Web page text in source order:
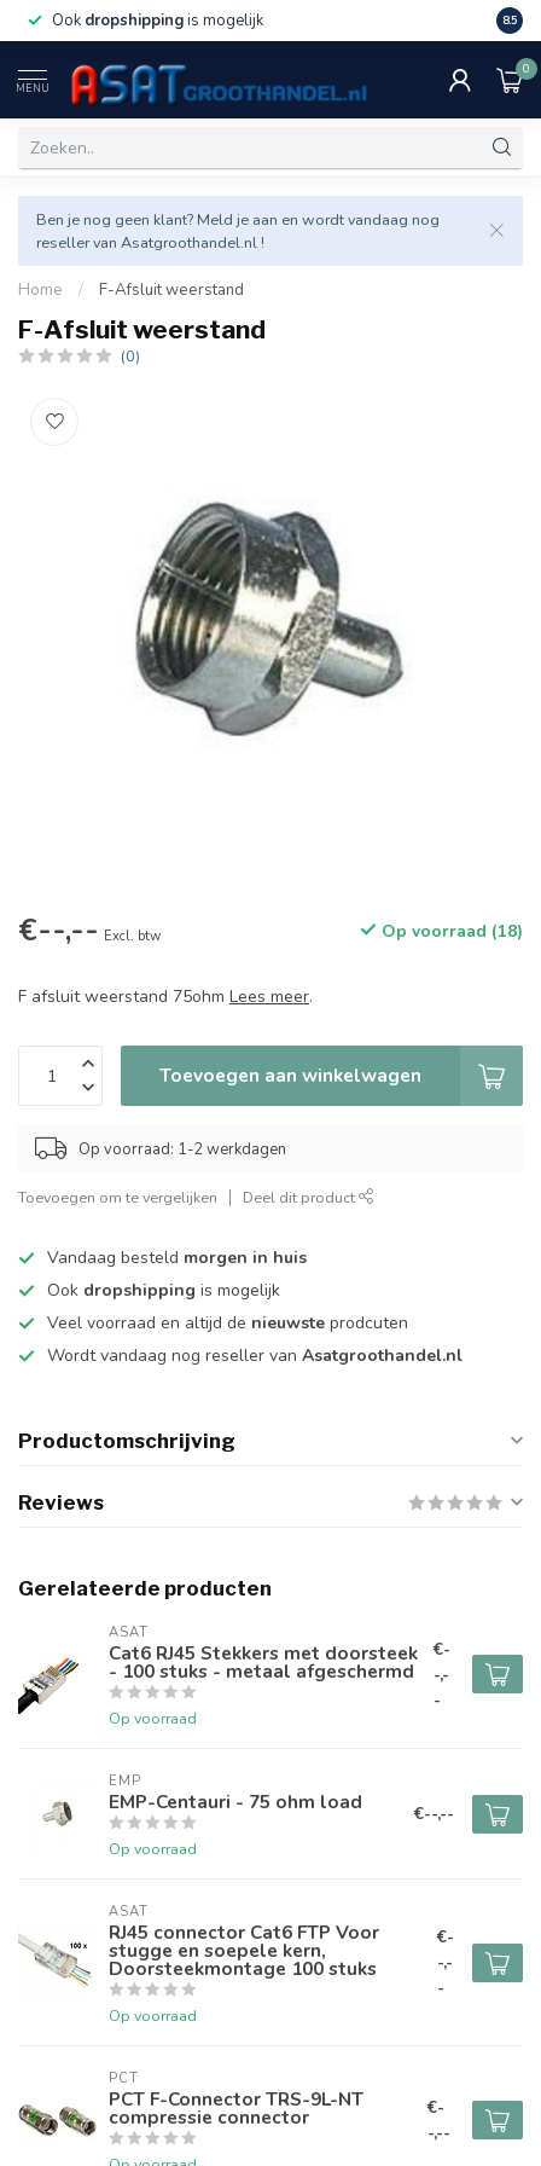
Ook dropshippingis mogelijk Veel
8.5
MENU
0
Ben je nog geen klant? Meld je aan en wordt vandaag nog
reseller van Asatgroothandel.nl !
Home / F-Afsluit weerstand
F-Afsluit weerstand
(0)
€--,-- Excl. btw Op voorraad (18)
F afsluit weerstand 75ohm Lees meer.
Toevoegen aan winkelwagen
Op voorraad: 1-2 werkdagen
Toevoegen om te vergelijken Deel dit product
Vandaag besteld morgen in huis
Ook dropshipping is mogelijk
Veel voorraad en altijd de nieuwste prodcuten
Wordt vandaag nog reseller van Asatgroothandel.nl
Productomschrijving
Reviews
Gerelateerde producten
ASAT
Cat6 RJ45 Stekkers met doorsteek
- 100 stuks - metaal afgeschermd
Op voorraad
€-
-,-
-
EMP
EMP-Centauri - 75 ohm load
Op voorraad
€--,--
ASAT
RJ45 connector Cat6 FTP Voor
stugge en soepele kern,
Doorsteekmontage 100 stuks
Op voorraad
€-
-,-
-
PCT
PCT F-Connector TRS-9L-NT
compressie connector
€-
-,--